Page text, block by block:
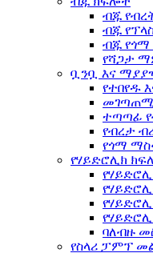
ብጁ
ብጁ
ብጁ
የሻጋታ
ቧንቧ እና
የተበየዱ
ተጣጣፊ
የብረታ
የጎማ
የሃይድሮሊክ
ባለብዙ
የስላሪ ፓምፕ